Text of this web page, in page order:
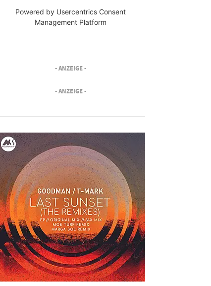
Powered by Usercentrics Consent
Management Platform
- ANZEIGE -
- ANZEIGE -